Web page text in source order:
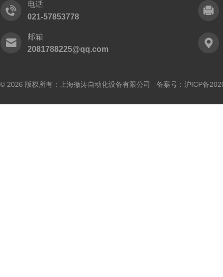
电话
021-57853778
邮箱
2081788225@qq.com
© 2026 版权所有：上海徽涛自动化设备有限公司 备案号： 沪ICP备